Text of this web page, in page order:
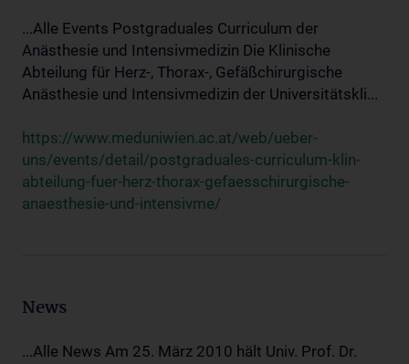
...Alle Events Postgraduales Curriculum der
Anästhesie und Intensivmedizin Die Klinische
Abteilung für Herz-, Thorax-, Gefäßchirurgische
Anästhesie und Intensivmedizin der Universitätskli...
https://www.meduniwien.ac.at/web/ueber-
uns/events/detail/postgraduales-curriculum-klin-
abteilung-fuer-herz-thorax-gefaesschirurgische-
anaesthesie-und-intensivme/
News
...Alle News Am 25. März 2010 hält Univ. Prof. Dr.